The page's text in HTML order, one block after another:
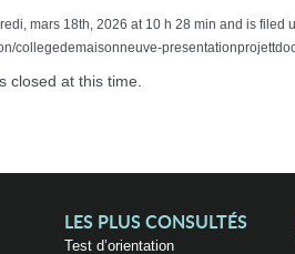
mars 18th, 2026 at 10 h 28 min and is
collegedemaisonneuve-
closed at this time.
LES PLUS CONSULTÉS
Test d’orientation